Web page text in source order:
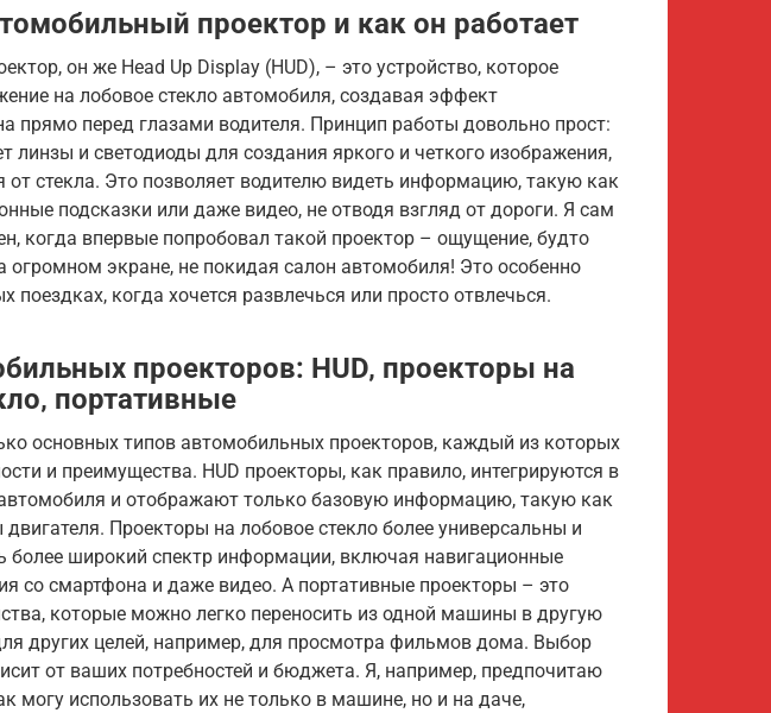
проектор и как он работает
он же Head Up Display (HUD), – это устройство, которое
на лобовое стекло автомобиля, создавая эффект
прямо перед глазами водителя. Принцип работы довольно прост:
линзы и светодиоды для создания яркого и четкого изображения,
от стекла. Это позволяет водителю видеть информацию, такую как
подсказки или даже видео, не отводя взгляд от дороги. Я сам
когда впервые попробовал такой проектор – ощущение, будто
экране, не покидая салон автомобиля! Это особенно
поездках, когда хочется развлечься или просто отвлечься.
проекторов: HUD‚ проекторы на
портативные
основных типов автомобильных проекторов, каждый из которых
и преимущества. HUD проекторы, как правило, интегрируются в
и отображают только базовую информацию, такую как
Проекторы на лобовое стекло более универсальны и
более широкий спектр информации, включая навигационные
со смартфона и даже видео. А портативные проекторы – это
которые можно легко переносить из одной машины в другую
других целей, например, для просмотра фильмов дома. Выбор
от ваших потребностей и бюджета. Я, например, предпочитаю
могу использовать их не только в машине, но и на даче,